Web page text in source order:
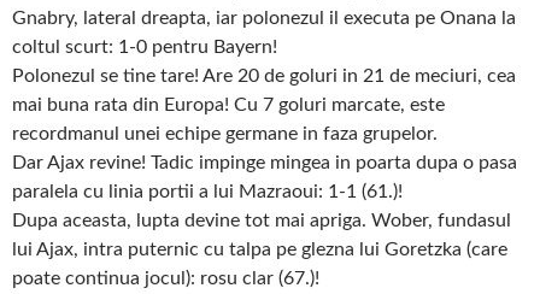
Gnabry, lateral dreapta, iar polonezul il executa pe Onana la
coltul scurt: 1-0 pentru Bayern!
Polonezul se tine tare! Are 20 de goluri in 21 de meciuri, cea
mai buna rata din Europa! Cu 7 goluri marcate, este
recordmanul unei echipe germane in faza grupelor.
Dar Ajax revine! Tadic impinge mingea in poarta dupa o pasa
paralela cu linia portii a lui Mazraoui: 1-1 (61.)!
Dupa aceasta, lupta devine tot mai apriga. Wober, fundasul
lui Ajax, intra puternic cu talpa pe glezna lui Goretzka (care
poate continua jocul): rosu clar (67.)!